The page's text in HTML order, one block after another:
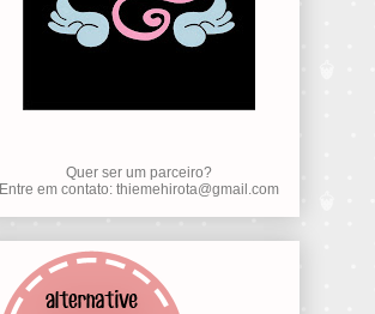
Quer ser um parceiro?
Entre em contato: thiemehirota@gmail.com